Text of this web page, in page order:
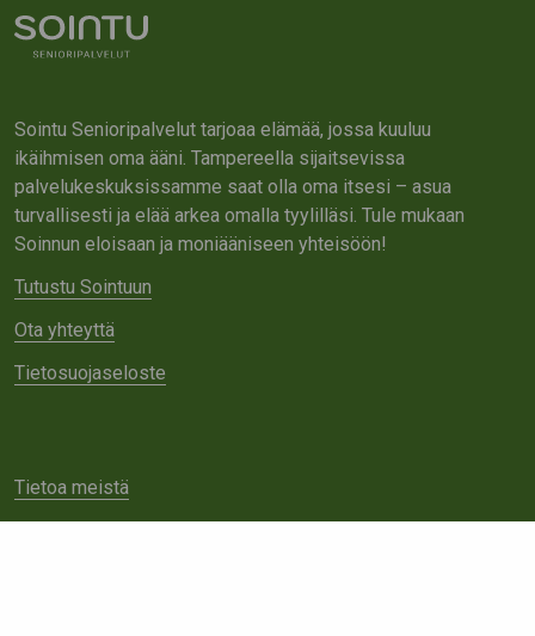
Sointu Senioripalvelut tarjoaa elämää, jossa kuuluu
ikäihmisen oma ääni. Tampereella sijaitsevissa
palvelukeskuksissamme saat olla oma itsesi – asua
turvallisesti ja elää arkea omalla tyylilläsi. Tule mukaan
Soinnun eloisaan ja moniääniseen yhteisöön!
Tutustu Sointuun
Ota yhteyttä
Tietosuojaseloste
Tietoa meistä